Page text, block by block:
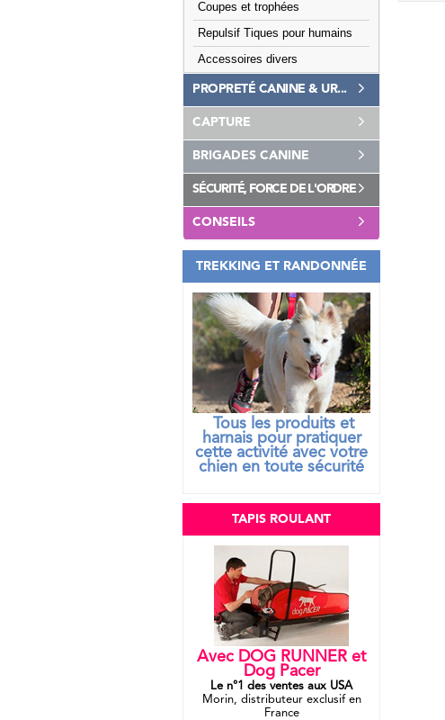
Coupes et trophées
Repulsif Tiques pour humains
Accessoires divers
PROPRETÉ CANINE & UR...
CAPTURE
BRIGADES CANINE
SÉCURITÉ, FORCE DE L'ORDRE
CONSEILS
TREKKING ET RANDONNÉE
Tous les produits et
harnais pour pratiquer
cette activité avec votre
chien en toute sécurité
TAPIS ROULANT
Avec DOG RUNNER et
Dog Pacer
Le n°1 des ventes aux USA
Morin, distributeur exclusif en
France